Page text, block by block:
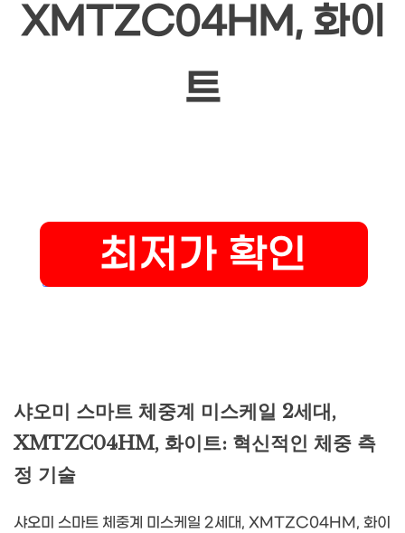
XMTZC04HM, 화이
트
샤오미 스마트 체중계 미스케일 2세대,
XMTZC04HM, 화이트: 혁신적인 체중 측
정 기술
샤오미 스마트 체중계 미스케일 2세대, XMTZC04HM, 화이